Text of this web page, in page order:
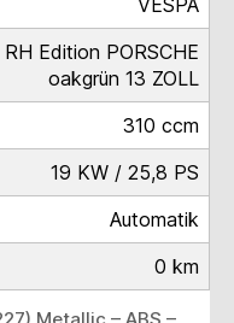
Edition PORSCHE
oakgrün 13 ZOLL
310 ccm
19 KW / 25,8 PS
Automatik
0 km
Metallic – ABS –